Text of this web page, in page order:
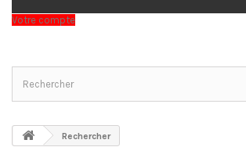
Votre compte
Rechercher